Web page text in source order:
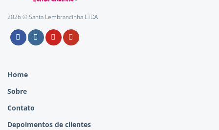
2026 © Santa Lembrancinha LTDA
Home
Sobre
Contato
Depoimentos de clientes